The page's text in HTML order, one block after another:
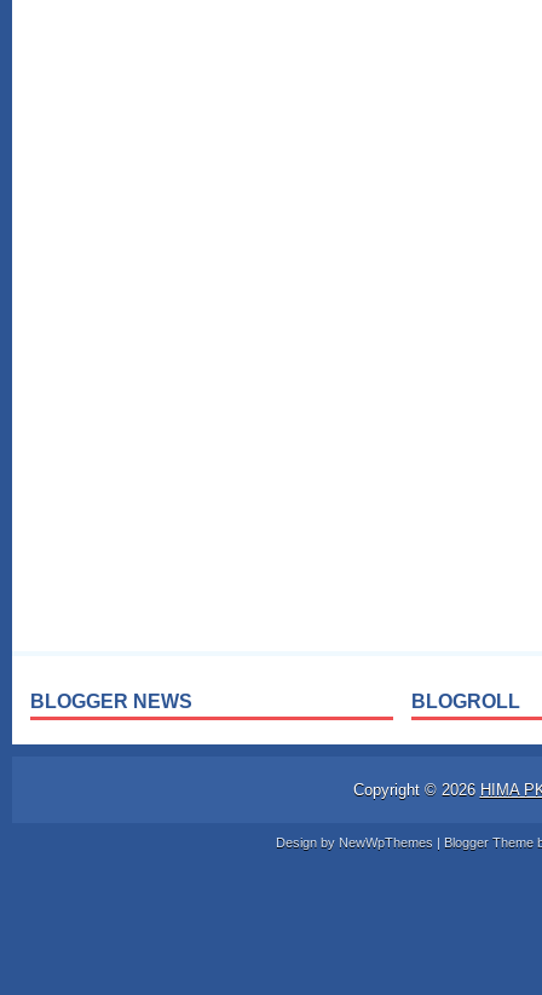
BLOGGER NEWS BLOGROLL
Copyright © 2026 HIMA
Design by NewWpThemes | Blogger Theme